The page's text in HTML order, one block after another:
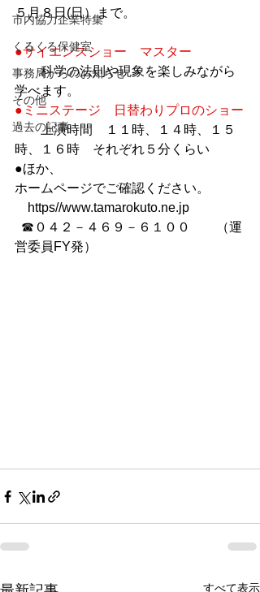
市内協力企業特集
くるくる保健室
事務局からのお知らせ
その他
過去の記事
５月８日(日）まで。
●サイエンスショー　マスター
科学の法則や現象を楽しみながら
学べます。
●ミニステージ　日替わりプロのショー
上演時間　１１時、１４時、１５
時、１６時　それぞれ５分くらい
●ほか、
ホームページでご確認ください。
https//www.tamarokuto.ne.jp
営委員FY発）
すべて表示